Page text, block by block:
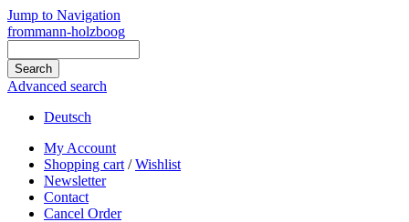
Jump to Navigation
frommann-holzboog
Advanced search
Deutsch
My Account
Shopping cart /Wishlist
Newsletter
Contact
Cancel Order